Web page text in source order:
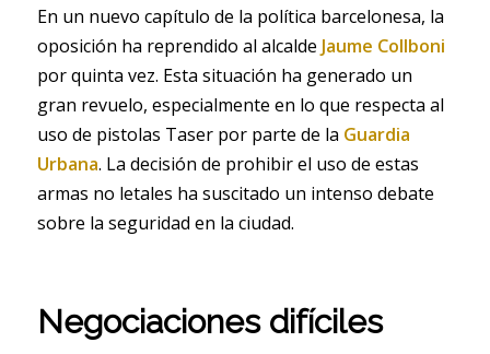
En un nuevo capítulo de la política barcelonesa, la
oposición ha reprendido al alcalde Jaume Collboni
por quinta vez. Esta situación ha generado un
gran revuelo, especialmente en lo que respecta al
uso de pistolas Taser por parte de la Guardia
Urbana. La decisión de prohibir el uso de estas
armas no letales ha suscitado un intenso debate
sobre la seguridad en la ciudad.
Negociaciones difíciles